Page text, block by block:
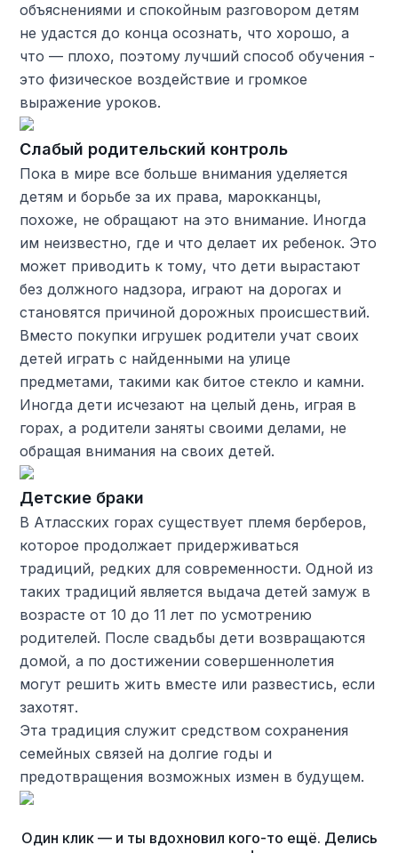
объяснениями и спокойным разговором детям
не удастся до конца осознать, что хорошо, а
что — плохо, поэтому лучший способ обучения -
это физическое воздействие и громкое
выражение уроков.
Слабый родительский контроль
Пока в мире все больше внимания уделяется
детям и борьбе за их права, марокканцы,
похоже, не обращают на это внимание. Иногда
им неизвестно, где и что делает их ребенок. Это
может приводить к тому, что дети вырастают
без должного надзора, играют на дорогах и
становятся причиной дорожных происшествий.
Вместо покупки игрушек родители учат своих
детей играть с найденными на улице
предметами, такими как битое стекло и камни.
Иногда дети исчезают на целый день, играя в
горах, а родители заняты своими делами, не
обращая внимания на своих детей.
Детские браки
В Атласских горах существует племя берберов,
которое продолжает придерживаться
традиций, редких для современности. Одной из
таких традиций является выдача детей замуж в
возрасте от 10 до 11 лет по усмотрению
родителей. После свадьбы дети возвращаются
домой, а по достижении совершеннолетия
могут решить жить вместе или развестись, если
захотят.
Эта традиция служит средством сохранения
семейных связей на долгие годы и
предотвращения возможных измен в будущем.